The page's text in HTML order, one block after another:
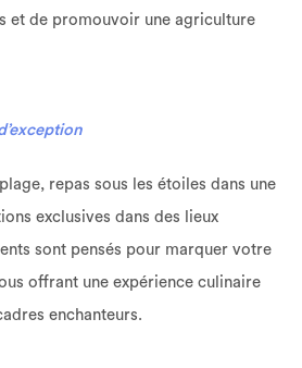
et de promouvoir une agriculture
repas sous les étoiles dans une
exclusives dans des lieux
sont pensés pour marquer votre
offrant une expérience culinaire
enchanteurs.